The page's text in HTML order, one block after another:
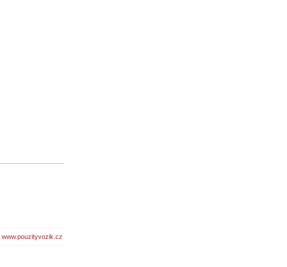
www.pouzityvozik.cz